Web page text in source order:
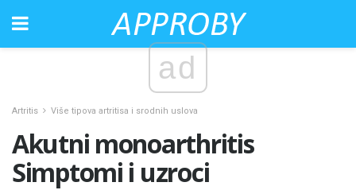
ad
Artritis Više tipova artritisa i srodnih uslova
Akutni monoarthritis
Simptomi i uzroci